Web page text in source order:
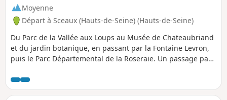
Moyenne
Départ à Sceaux (Hauts-de-Seine) (Hauts-de-Seine)
Du Parc de la Vallée aux Loups au Musée de Chateaubriand
et du jardin botanique, en passant par la Fontaine Levron,
puis le Parc Départemental de la Roseraie. Un passage par
rencontre de l'Octogone et, pour finir, par le Château de
Sceaux datant du XVIIe siècle.